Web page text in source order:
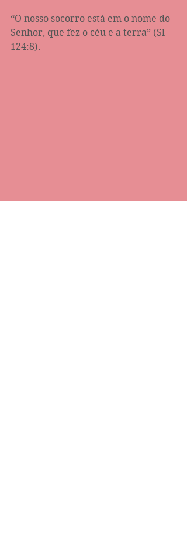
“O nosso socorro está em o nome do
Senhor, que fez o céu e a terra” (Sl
124:8‬).